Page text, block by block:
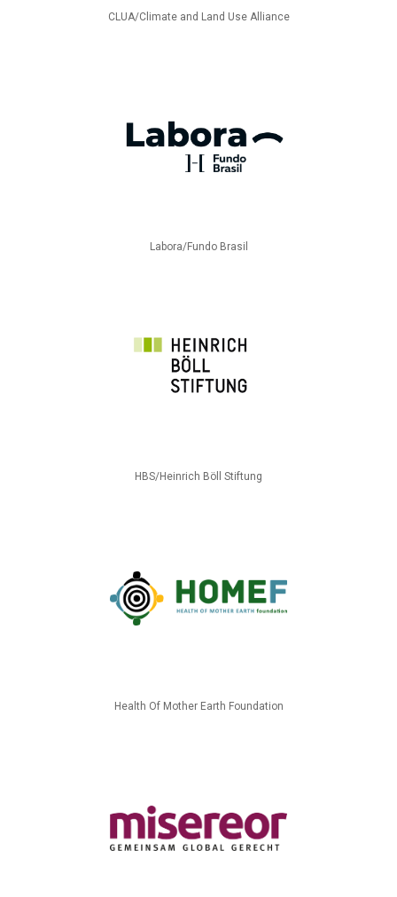
CLUA/Climate and Land Use Alliance
Labora/Fundo Brasil
HBS/Heinrich Böll Stiftung
Health Of Mother Earth Foundation